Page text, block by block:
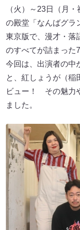
（火）～23日（月
の殿堂「なんばグラ
東京版で、漫才・落
のすべてが詰まった7
今回は、出演者の中
と、紅しょうが（稲
ビュー！ その魅力
ました。